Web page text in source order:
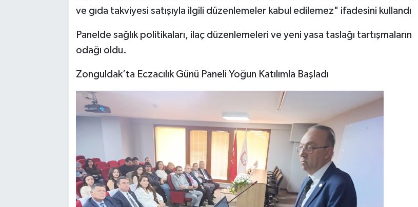
ve gıda takviyesi satışıyla ilgili düzenlemeler kabul edilemez" ifadesini kullandı
Panelde sağlık politikaları, ilaç düzenlemeleri ve yeni yasa taslağı tartışmaların
odağı oldu.
Zonguldak’ta Eczacılık Günü Paneli Yoğun Katılımla Başladı